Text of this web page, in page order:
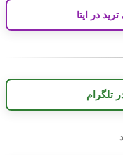
در ایتا
تلگرام